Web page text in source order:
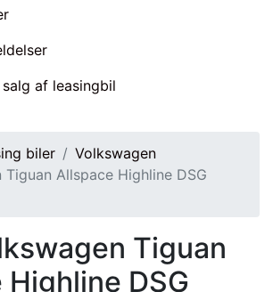
af leasingbil
biler
Volkswagen
Tiguan Allspace Highline DSG
Tiguan
DSG